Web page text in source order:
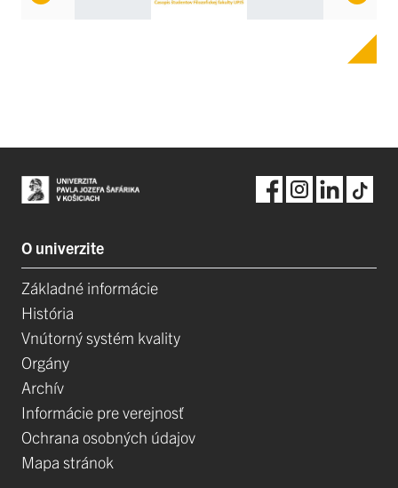
O univerzite
Základné informácie
História
Vnútorný systém kvality
Orgány
Archív
Informácie pre verejnosť
Ochrana osobných údajov
Mapa stránok